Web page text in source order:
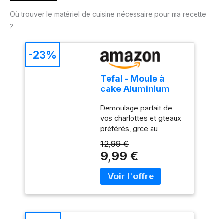
Où trouver le matériel de cuisine nécessaire pour ma recette
?
Tefal - Moule à
cake Aluminium
Antiadhésif
Chocolat - 28 cm
Demoulage parfait de
vos charlottes et gteaux
préférés, grce au
exclusif de ce moule
Haute resistance et
durabilite : Ce moule à
gteau est fabriqué en
résistant que l'aluminium
12,99 €
9,99 €
-23%